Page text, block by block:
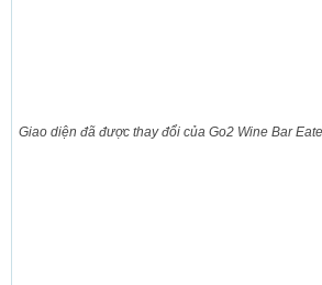
Giao diện đã được thay đổi của Go2 Wine Bar